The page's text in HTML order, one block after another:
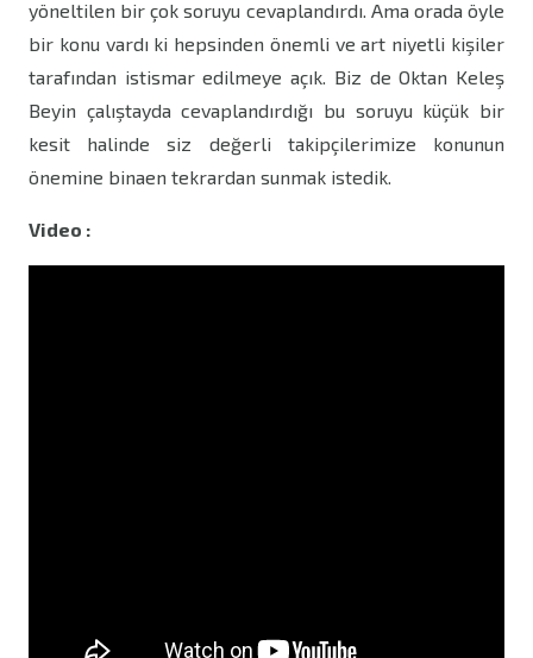
yöneltilen bir çok soruyu cevaplandırdı. Ama orada öyle
bir konu vardı ki hepsinden önemli ve art niyetli kişiler
tarafından istismar edilmeye açık. Biz de Oktan Keleş
Beyin çalıştayda cevaplandırdığı bu soruyu küçük bir
kesit halinde siz değerli takipçilerimize konunun
önemine binaen tekrardan sunmak istedik.
Video :